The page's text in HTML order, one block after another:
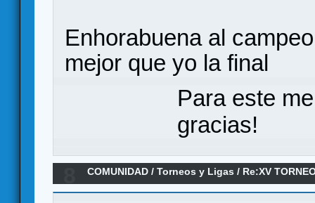
Enhorabuena al
mejor que yo la final
Para este
gracias!
COMUNIDAD /Torneos y Ligas / Re:XV